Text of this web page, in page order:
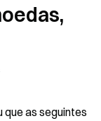
que as seguintes